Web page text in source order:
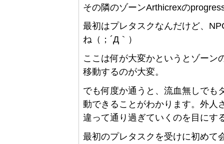
その隣のゾーンArthicrexの
最初はプレタスクなんだけど、
ね（；´Д｀）
ここは何が大変かというとゾーン
移動するのが大変。
でも何度か通うと、流血無しでも
動できることがわかります。外人
違って通り過ぎていくのを目にす
最初のプレタスクを受けに初めて